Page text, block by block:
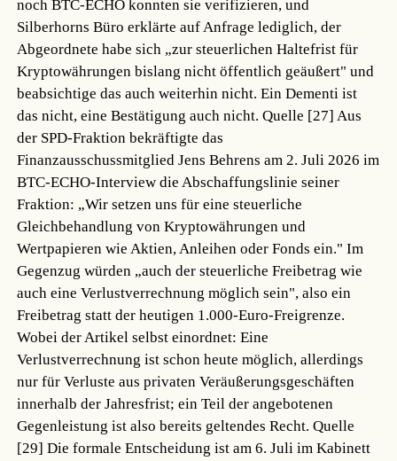
noch BTC-ECHO konnten sie verifizieren, und
Silberhorns Büro erklärte auf Anfrage lediglich, der
Abgeordnete habe sich „zur steuerlichen Haltefrist für
Kryptowährungen bislang nicht öffentlich geäußert" und
beabsichtige das auch weiterhin nicht. Ein Dementi ist
das nicht, eine Bestätigung auch nicht.Quelle [27] Aus
der SPD-Fraktion bekräftigte das
Finanzausschussmitglied Jens Behrens am 2. Juli 2026 im
BTC-ECHO-Interview die Abschaffungslinie seiner
Fraktion: „Wir setzen uns für eine steuerliche
Gleichbehandlung von Kryptowährungen und
Wertpapieren wie Aktien, Anleihen oder Fonds ein." Im
Gegenzug würden „auch der steuerliche Freibetrag wie
auch eine Verlustverrechnung möglich sein", also ein
Freibetrag statt der heutigen 1.000-Euro-Freigrenze.
Wobei der Artikel selbst einordnet: Eine
Verlustverrechnung ist schon heute möglich, allerdings
nur für Verluste aus privaten Veräußerungsgeschäften
innerhalb der Jahresfrist; ein Teil der angebotenen
Gegenleistung ist also bereits geltendes Recht.Quelle
[29] Die formale Entscheidung ist am 6. Juli im Kabinett